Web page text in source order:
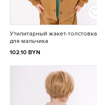
Утилитарный жакет-толстовка
для мальчика
102.10 BYN